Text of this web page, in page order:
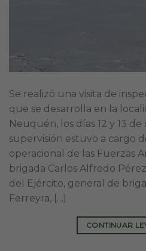
Se realizó una visita de
que se desarrolla en la
Neuquén, los días 12 y 13
supervisión estuvo a cargo
operacional de las Fuerzas
brigada Carlos Alfredo
del Ejército, general de
Ferreyra, […]
CONTINUAR